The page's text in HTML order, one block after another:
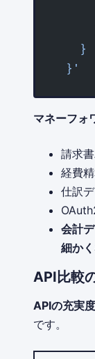
    }
  }'
マネーフォ
請求
経費
仕訳
会計
細か
API比較
APIの充実
です。